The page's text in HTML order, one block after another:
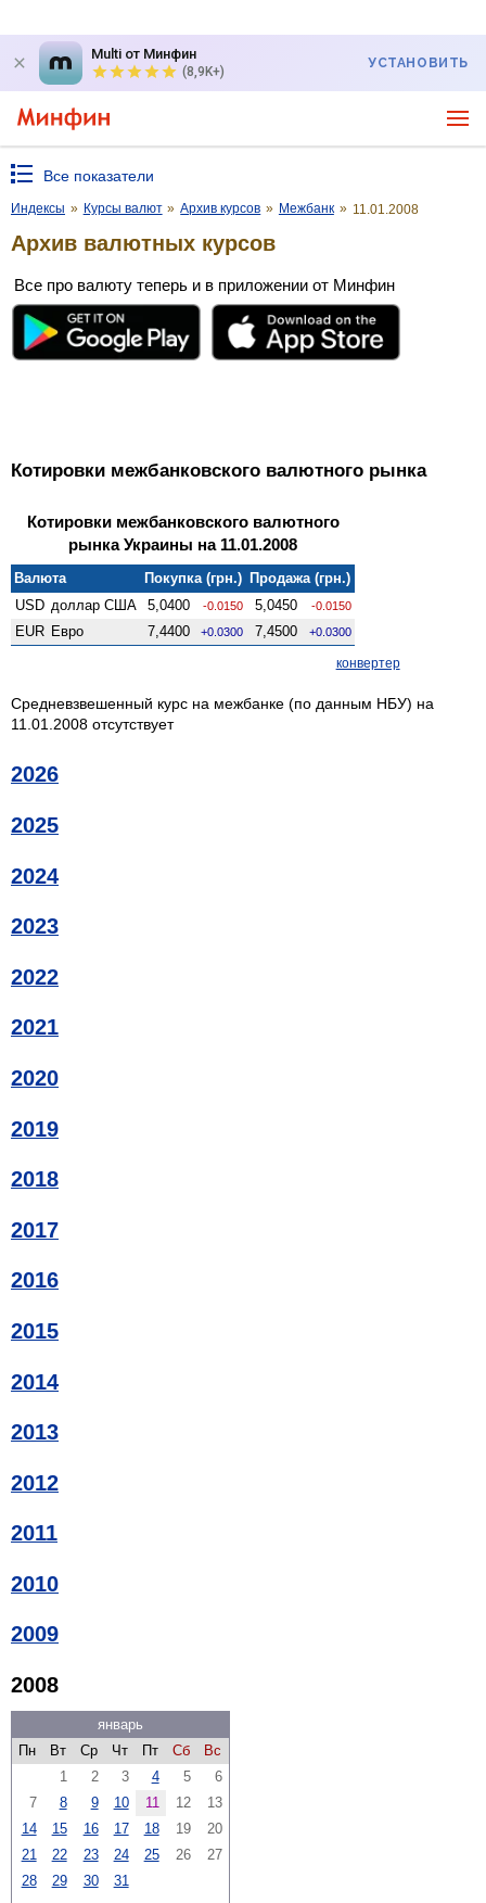
Multi от Минфин
(8,9K+)
УСТАНОВИТЬ
Все показатели
Индексы » Курсы валют » Архив курсов » Межбанк » 11.01.2008
Архив валютных курсов
Все про валюту теперь и в приложении от Минфин
Котировки межбанковского валютного рынка
Котировки межбанковского валютного
рынка Украины на 11.01.2008
Валюта Покупка (грн.) Продажа (грн.)
USD доллар США 5,0400 -0.0150 5,0450 -0.0150
EUR Евро 7,4400 +0.0300 7,4500 +0.0300
конвертер
Средневзвешенный курс на межбанке (по данным НБУ) на
11.01.2008 отсутствует
2026
2025
2024
2023
2022
2021
2020
2019
2018
2017
2016
2015
2014
2013
2012
2011
2010
2009
2008
январь
Пн
Вт Ср Чт Пт Сб
Вс
1
2 3 4 5
6
7
8 9 10 11 12
13
14
15 16 17 18 19
20
21
22 23 24 25 26
27
28
29 30 31